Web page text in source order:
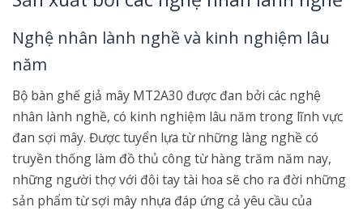
Nghệ nhân lành nghề và kinh nghiệm lâu
năm
Bộ bàn ghế giả mây MT2A30 được đan bởi các nghệ
nhân lành nghề, có kinh nghiệm lâu năm trong lĩnh vực
đan sợi mây. Được tuyển lựa từ những làng nghề có
truyền thống làm đồ thủ công từ hàng trăm năm nay,
những người thợ với đôi tay tài hoa sẽ cho ra đời những
sản phẩm từ sợi mây nhựa đáp ứng cả yêu cầu của